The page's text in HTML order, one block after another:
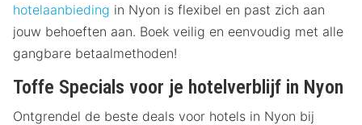
hotelaanbieding in Nyon is flexibel en past zich aan
jouw behoeften aan. Boek veilig en eenvoudig met alle
gangbare betaalmethoden!
Toffe Specials voor je hotelverblijf in Nyon
Ontgrendel de beste deals voor hotels in Nyon bij